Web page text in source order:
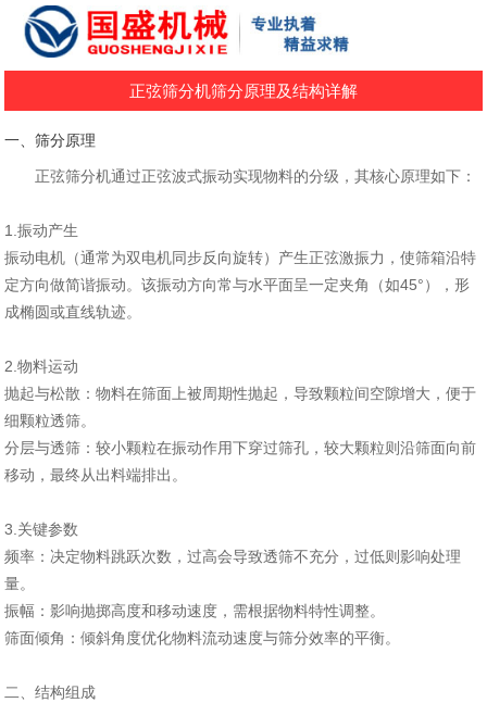
正弦筛分机筛分原理及结构详解
一、筛分原理‌
正弦筛分机通过‌正弦波式振动‌实现物料的分级，其核心原理如下：
1.振动产生‌
振动电机（通常为双电机同步反向旋转）产生‌正弦激振力‌，使筛箱沿特
定方向做‌简谐振动‌。该振动方向常与水平面呈一定夹角（如45°），形
成‌椭圆或直线轨迹‌。
2.物料运动‌
‌抛起与松散‌：物料在筛面上被周期性抛起，导致颗粒间空隙增大，便于
细颗粒透筛。
‌分层与透筛‌：较小颗粒在振动作用下穿过筛孔，较大颗粒则沿筛面向前
移动，最终从出料端排出。
‌3.关键参数‌
‌频率‌：决定物料跳跃次数，过高会导致透筛不充分，过低则影响处理
量。
‌振幅‌：影响抛掷高度和移动速度，需根据物料特性调整。
‌筛面倾角‌：倾斜角度优化物料流动速度与筛分效率的平衡。
二、结构组成‌